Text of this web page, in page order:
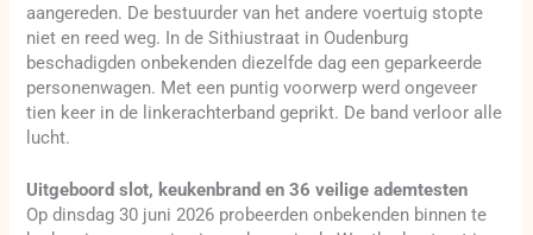
aangereden. De bestuurder van het andere voertuig stopte
niet en reed weg. In de Sithiustraat in Oudenburg
beschadigden onbekenden diezelfde dag een geparkeerde
personenwagen. Met een puntig voorwerp werd ongeveer
tien keer in de linkerachterband geprikt. De band verloor alle
lucht.
Uitgeboord slot, keukenbrand en 36 veilige ademtesten
Op dinsdag 30 juni 2026 probeerden onbekenden binnen te